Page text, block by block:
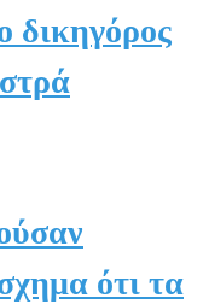
δικηγόρος
ότι τα